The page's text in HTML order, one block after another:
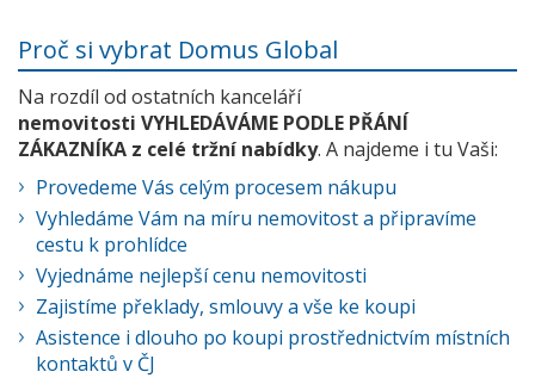
Proč si vybrat Domus Global
Na rozdíl od ostatních kanceláří
nemovitosti VYHLEDÁVÁME PODLE PŘÁNÍ
ZÁKAZNÍKA z celé tržní nabídky. A najdeme i tu Vaši:
Provedeme Vás celým procesem nákupu
Vyhledáme Vám na míru nemovitost a připravíme
cestu k prohlídce
Vyjednáme nejlepší cenu nemovitosti
Zajistíme překlady, smlouvy a vše ke koupi
Asistence i dlouho po koupi prostřednictvím místních
kontaktů v ČJ